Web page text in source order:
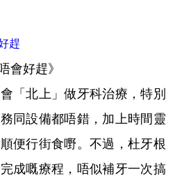
趕
好趕》
北上」做牙科治療，特別
同設備都唔錯，加上時間靈
便行街食嘢。不過，杜牙根
成嘅療程，唔似補牙一次搞